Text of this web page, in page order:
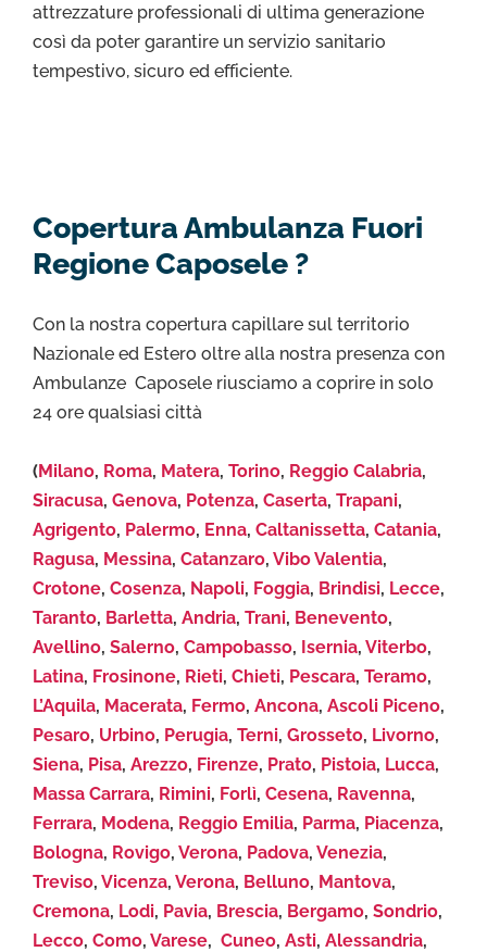
attrezzature professionali di ultima generazione
così da poter garantire un servizio sanitario
tempestivo, sicuro ed efficiente.
Copertura Ambulanza Fuori
Regione Caposele ?
Con la nostra copertura capillare sul territorio
Nazionale ed Estero oltre alla nostra presenza con
Ambulanze Caposele riusciamo a coprire in solo
24 ore qualsiasi città
(Milano, Roma, Matera, Torino, Reggio Calabria,
Siracusa, Genova, Potenza, Caserta, Trapani,
Agrigento, Palermo, Enna, Caltanissetta, Catania,
Ragusa, Messina, Catanzaro, Vibo Valentia,
Crotone, Cosenza, Napoli, Foggia, Brindisi, Lecce,
Taranto, Barletta, Andria, Trani, Benevento,
Avellino, Salerno, Campobasso, Isernia, Viterbo,
Latina, Frosinone, Rieti, Chieti, Pescara, Teramo,
L’Aquila, Macerata, Fermo, Ancona, Ascoli Piceno,
Pesaro, Urbino, Perugia, Terni, Grosseto, Livorno,
Siena, Pisa, Arezzo, Firenze, Prato, Pistoia, Lucca,
Massa Carrara, Rimini, Forlì, Cesena, Ravenna,
Ferrara, Modena, Reggio Emilia, Parma, Piacenza,
Bologna, Rovigo, Verona, Padova, Venezia,
Treviso, Vicenza, Verona, Belluno, Mantova,
Cremona, Lodi, Pavia, Brescia, Bergamo, Sondrio,
Lecco, Como, Varese, Cuneo, Asti, Alessandria,